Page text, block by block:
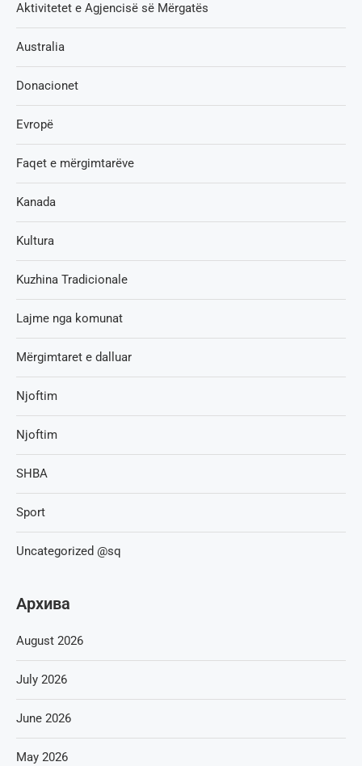
Aktivitetet e Agjencisë së Мërgatës
Australia
Donacionet
Evropë
Faqet e mërgimtarëve
Kanada
Kultura
Kuzhina Tradicionale
Lajme nga komunat
Mërgimtaret e dalluar
Njoftim
Njoftim
SHBA
Sport
Uncategorized @sq
Архива
August 2026
July 2026
June 2026
May 2026